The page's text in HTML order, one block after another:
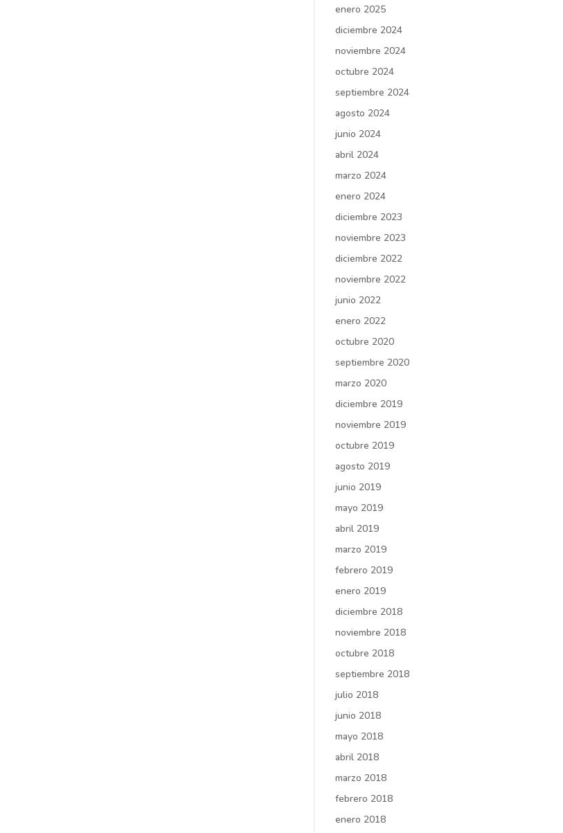
enero 2025
diciembre 2024
noviembre 2024
octubre 2024
septiembre 2024
agosto 2024
junio 2024
abril 2024
marzo 2024
enero 2024
diciembre 2023
noviembre 2023
diciembre 2022
noviembre 2022
junio 2022
enero 2022
octubre 2020
septiembre 2020
marzo 2020
diciembre 2019
noviembre 2019
octubre 2019
agosto 2019
junio 2019
mayo 2019
abril 2019
marzo 2019
febrero 2019
enero 2019
diciembre 2018
noviembre 2018
octubre 2018
septiembre 2018
julio 2018
junio 2018
mayo 2018
abril 2018
marzo 2018
febrero 2018
enero 2018